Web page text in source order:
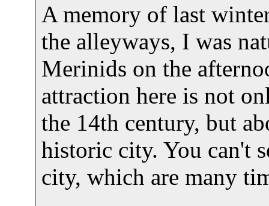
A memory of last
the alleyways, I was
Merinids on the
attraction here is not
the 14th century, but
historic city. You can't
city, which are many